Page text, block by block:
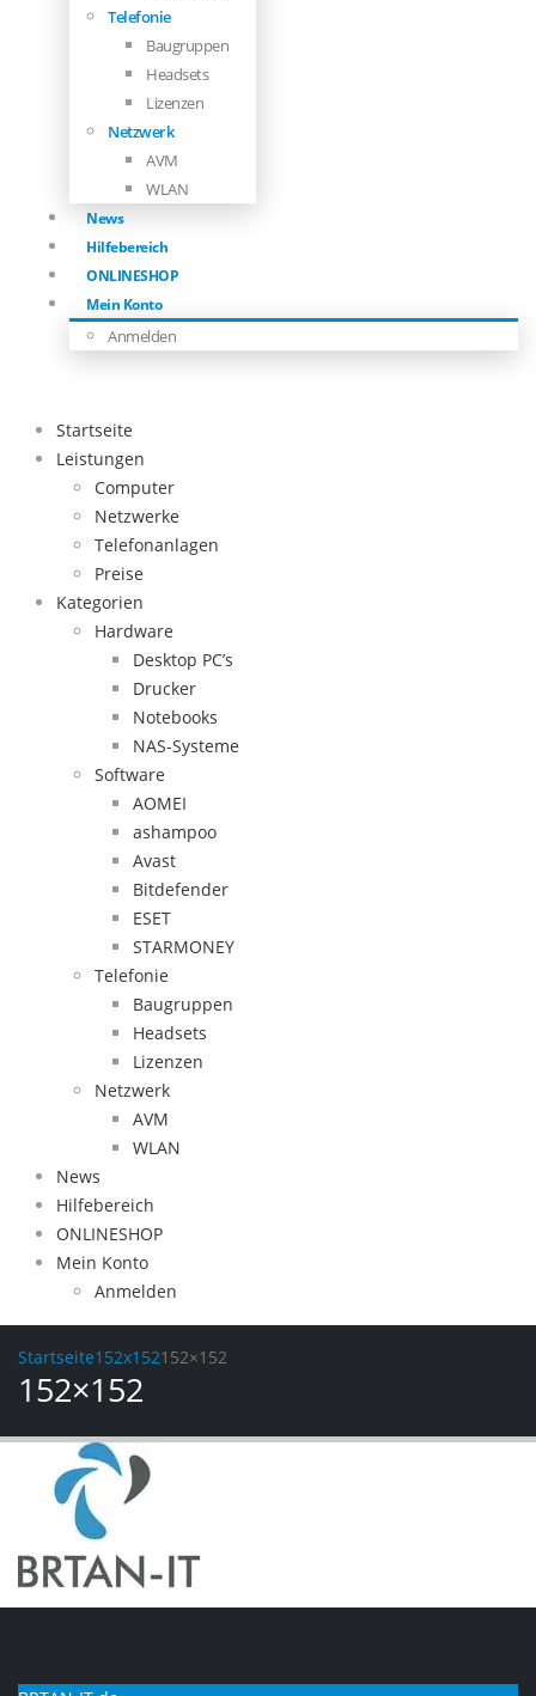
Telefonie
Baugruppen
Headsets
Lizenzen
Netzwerk
AVM
WLAN
News
Hilfebereich
ONLINESHOP
Mein Konto
Anmelden
Startseite
Leistungen
Computer
Netzwerke
Telefonanlagen
Preise
Kategorien
Hardware
Desktop PC’s
Drucker
Notebooks
NAS-Systeme
Software
AOMEI
ashampoo
Avast
Bitdefender
ESET
STARMONEY
Telefonie
Baugruppen
Headsets
Lizenzen
Netzwerk
AVM
WLAN
News
Hilfebereich
ONLINESHOP
Mein Konto
Anmelden
Startseite152x152152×152
152×152